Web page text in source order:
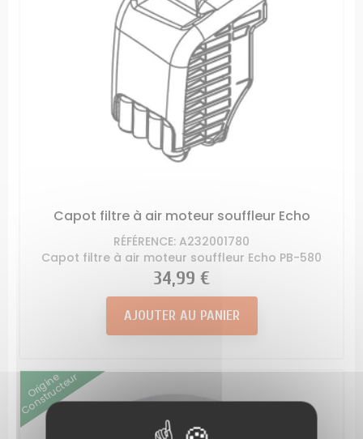
Capot filtre à air moteur souffleur Echo
RÉFÉRENCE: A232001780
Capot filtre à air moteur souffleur Echo PB-580
Prix
34,99 €
AJOUTER AU PANIER
Origine
Constructeur